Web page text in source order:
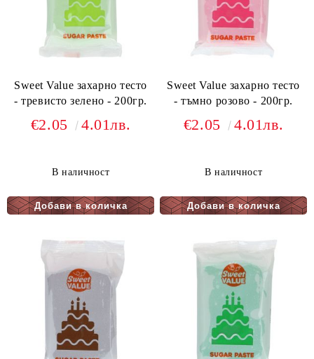
Sweet Value захарно тесто
- тревисто зелено - 200гр.
€2.05 4.01лв.
В наличност
Sweet Value захарно тесто
- тъмно розово - 200гр.
€2.05 4.01лв.
В наличност